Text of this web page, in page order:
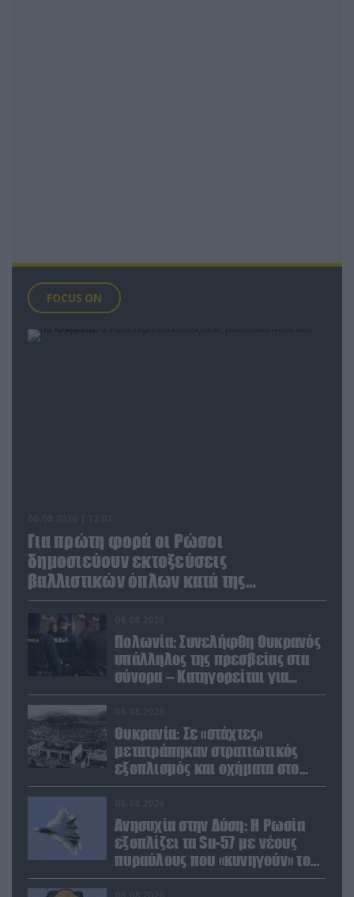
FOCUS ON
Για πρώτη φορά οι Ρώσοι
δημοσιεύουν εκτοξεύσεις
βαλλιστικών όπλων κατά της
Ουκρανίας
Πολωνία: Συνελήφθη Ουκρανός
υπάλληλος της πρεσβείας στα
σύνορα – Κατηγορείται για
μεταφορά μεγάλων ποσών και
Ουκρανία: Σε «στάχτες»
μετατράπηκαν στρατιωτικός
εξοπλισμός και οχήματα στο
Κίεβο μετά από ρωσικά
Ανησυχία στην Δύση: H Ρωσία
εξοπλίζει τα Su-57 με νέους
πυραύλους που «κυνηγούν» τον
στόχο μέσα από παρεμβολές!